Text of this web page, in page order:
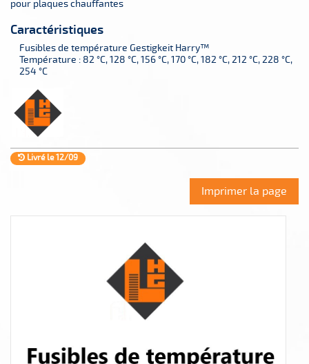
pour plaques chauffantes
Caractéristiques
Fusibles de température Gestigkeit Harry™
Température : 82 °C, 128 °C, 156 °C, 170 °C, 182 °C, 212 °C, 228 °C,
254 °C
Livré le 12/09
Imprimer la page